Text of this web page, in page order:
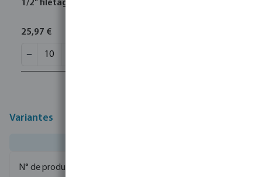
1/2" filetage mâle 16bar 80 mm
25,97 €
Variantes